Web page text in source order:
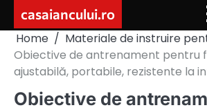
content
casaiancului.ro
Home
Materiale de instruire
Obiective de antrenament pentru
ajustabilă, portabile, rezistente la
Obiective de